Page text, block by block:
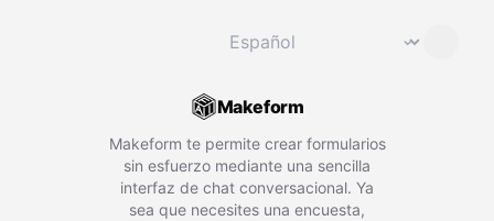
⌄
Makeform
Makeform te permite crear formularios
sin esfuerzo mediante una sencilla
interfaz de chat conversacional. Ya
sea que necesites una encuesta,